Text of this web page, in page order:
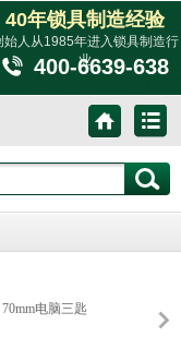
40年锁具制造经验
始人从1985年进入锁具制造行
业
400-6639-638
电脑三匙